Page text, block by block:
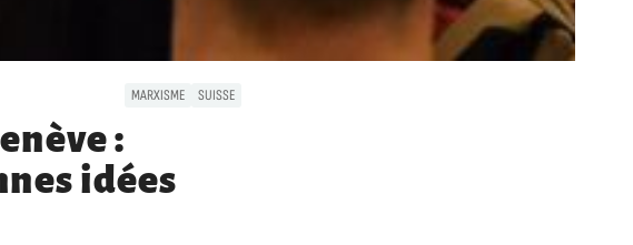
MARXISME SUISSE
:
idées